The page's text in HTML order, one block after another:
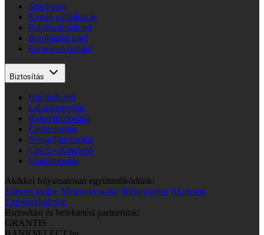
Széchenyi
Kezdő vállalkozás
Folyószámlahitel
Beruházási hitel
Forgóeszközhitel
Biztosítás
Hitelfedezeti
Lakásbiztosítás
Balesetbiztosítás
Életbiztosítás
Nyugdíjbiztosítás
Casco • Kötelező
Utasbiztosítás
Akikkel folyamatosan együttműködünk:
Jobsora jooble Meteonavigator Hírnavigátor Akölcsön
Expresszkölcsön
Biztosítási és befektetési partnerünk:
GRANTIS